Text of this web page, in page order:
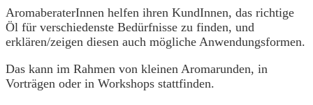
AromaberaterInnen helfen ihren KundInnen, das richtige
Öl für verschiedenste Bedürfnisse zu finden, und
erklären/zeigen diesen auch mögliche Anwendungsformen.
Das kann im Rahmen von kleinen Aromarunden, in
Vorträgen oder in Workshops stattfinden.